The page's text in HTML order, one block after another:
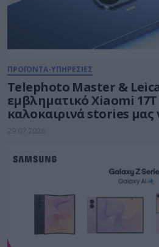
ΠΡΟΪΟΝΤΑ-ΥΠΗΡΕΣΙΕΣ
Telephoto Master & Leica
εμβληματικό Xiaomi 17Τ
καλοκαιρινά stories μας
29.07.2026